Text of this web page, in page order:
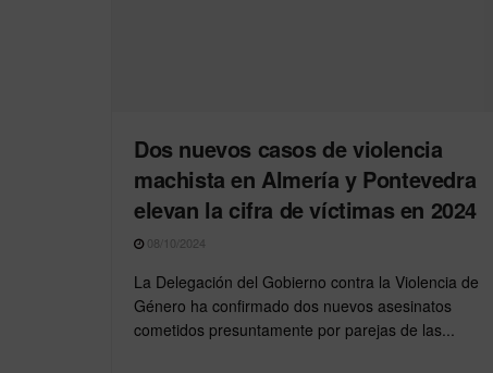
Dos nuevos casos de violencia
machista en Almería y Pontevedra
elevan la cifra de víctimas en 2024
08/10/2024
La Delegación del Gobierno contra la Violencia de
Género ha confirmado dos nuevos asesinatos
cometidos presuntamente por parejas de las...